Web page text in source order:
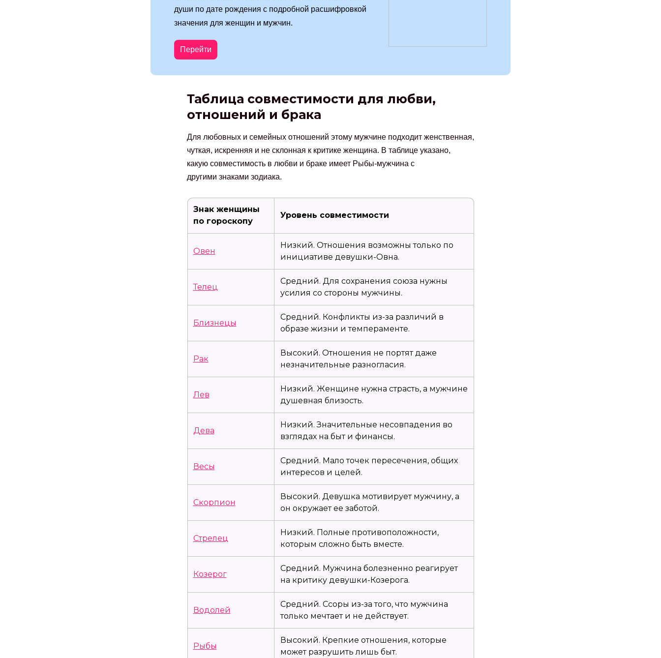
души по дате рождения с подробной расшифровкой
значения для женщин и мужчин.
Перейти
Таблица совместимости для любви,
отношений и брака
Для любовных и семейных отношений этому мужчине подходит женственная,
чуткая, искренняя и не склонная к критике женщина. В таблице указано,
какую совместимость в любви и браке имеет Рыбы-мужчина с
другими знаками зодиака.
Знак женщины
по гороскопу
Уровень совместимости
Овен
Низкий. Отношения возможны только по
инициативе девушки-Овна.
Телец
Средний. Для сохранения союза нужны
усилия со стороны мужчины.
Близнецы
Средний. Конфликты из-за различий в
образе жизни и темпераменте.
Рак
Высокий. Отношения не портят даже
незначительные разногласия.
Лев
Низкий. Женщине нужна страсть, а мужчине
душевная близость.
Дева
Низкий. Значительные несовпадения во
взглядах на быт и финансы.
Весы
Средний. Мало точек пересечения, общих
интересов и целей.
Скорпион
Высокий. Девушка мотивирует мужчину, а
он окружает ее заботой.
Стрелец
Низкий. Полные противоположности,
которым сложно быть вместе.
Козерог
Средний. Мужчина болезненно реагирует
на критику девушки-Козерога.
Водолей
Средний. Ссоры из-за того, что мужчина
только мечтает и не действует.
Рыбы
Высокий. Крепкие отношения, которые
может разрушить лишь быт.